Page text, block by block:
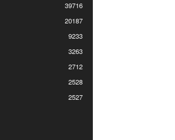
39716
20187
9233
3263
2712
2528
2527